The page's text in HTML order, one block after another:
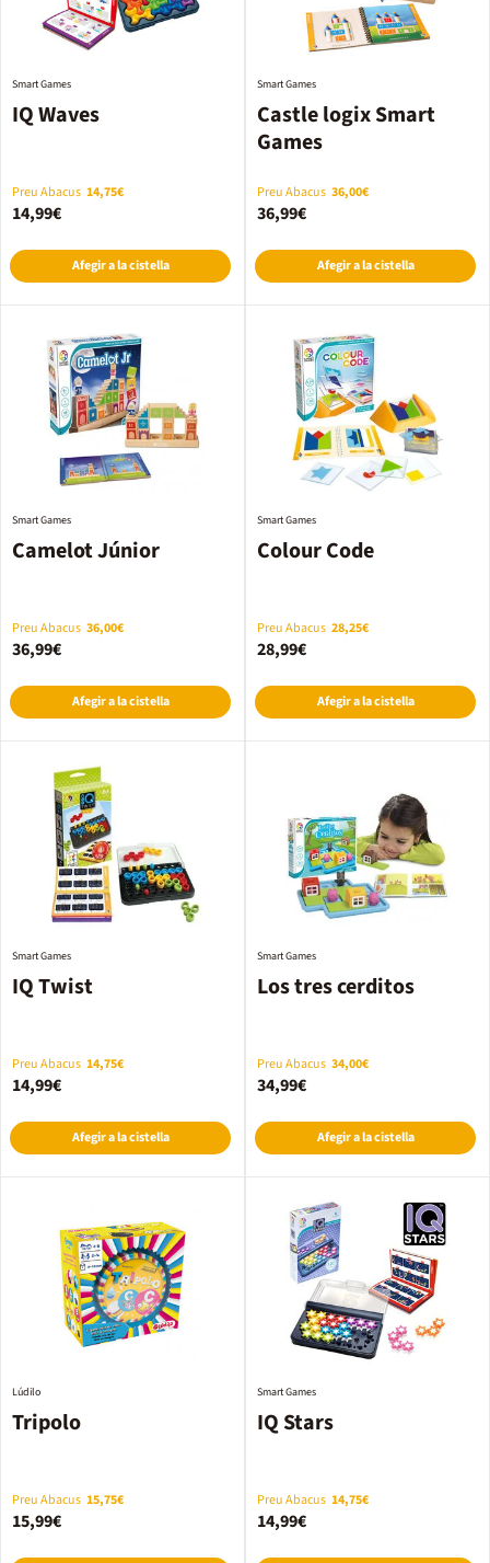
IQ Waves
Smart Games
Preu Abacus 14,75€
14,99€
Afegir a la cistella
Castle logix Smart
Games
Smart Games
Preu Abacus 36,00€
36,99€
Afegir a la cistella
Camelot Júnior
Smart Games
Preu Abacus 36,00€
36,99€
Afegir a la cistella
Colour Code
Smart Games
Preu Abacus 28,25€
28,99€
Afegir a la cistella
IQ Twist
Smart Games
Preu Abacus 14,75€
14,99€
Afegir a la cistella
Los tres cerditos
Smart Games
Preu Abacus 34,00€
34,99€
Afegir a la cistella
Tripolo
Lúdilo
Preu Abacus 15,75€
15,99€
IQ Stars
Smart Games
Preu Abacus 14,75€
14,99€